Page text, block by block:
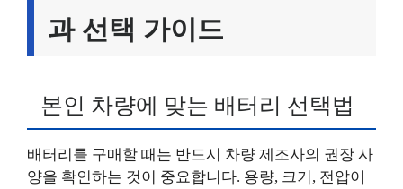
과 선택 가이드
본인 차량에 맞는 배터리 선택법
배터리를 구매할 때는 반드시 차량 제조사의 권장 사
양을 확인하는 것이 중요합니다. 용량, 크기, 전압이